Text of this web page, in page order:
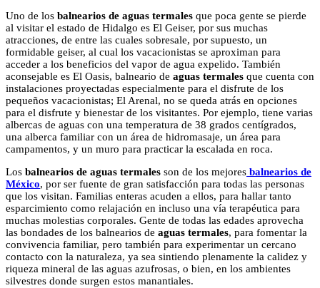
Uno de los balnearios de aguas termales que poca gente se pierde
al visitar el estado de Hidalgo es El Geiser, por sus muchas
atracciones, de entre las cuales sobresale, por supuesto, un
formidable geiser, al cual los vacacionistas se aproximan para
acceder a los beneficios del vapor de agua expelido. También
aconsejable es El Oasis, balneario de aguas termales que cuenta con
instalaciones proyectadas especialmente para el disfrute de los
pequeños vacacionistas; El Arenal, no se queda atrás en opciones
para el disfrute y bienestar de los visitantes. Por ejemplo, tiene varias
albercas de aguas con una temperatura de 38 grados centígrados,
una alberca familiar con un área de hidromasaje, un área para
campamentos, y un muro para practicar la escalada en roca.
Los balnearios de aguas termales son de los mejores balnearios de
México, por ser fuente de gran satisfacción para todas las personas
que los visitan. Familias enteras acuden a ellos, para hallar tanto
esparcimiento como relajación en incluso una vía terapéutica para
muchas molestias corporales. Gente de todas las edades aprovecha
las bondades de los balnearios de aguas termales, para fomentar la
convivencia familiar, pero también para experimentar un cercano
contacto con la naturaleza, ya sea sintiendo plenamente la calidez y
riqueza mineral de las aguas azufrosas, o bien, en los ambientes
silvestres donde surgen estos manantiales.